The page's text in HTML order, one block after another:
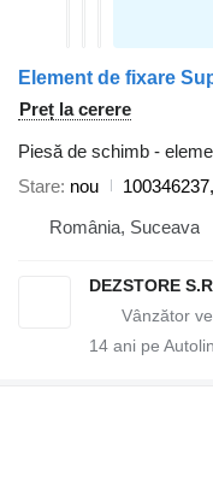
Preț la cerere
Piesă de schimb -
Stare nou
România, Suceava
DEZSTORE
14 ani pe